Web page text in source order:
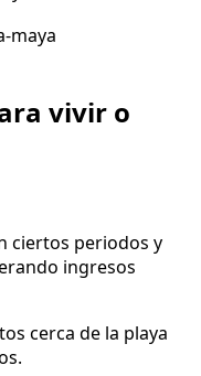
vivir o
ciertos periodos y
ingresos
cerca de la playa